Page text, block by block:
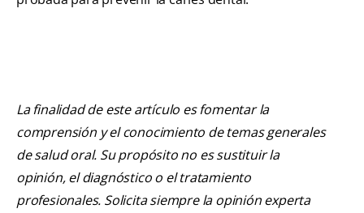
La finalidad de este artículo es fomentar la
comprensión y el conocimiento de temas generales
de salud oral. Su propósito no es sustituir la
opinión, el diagnóstico o el tratamiento
profesionales. Solicita siempre la opinión experta